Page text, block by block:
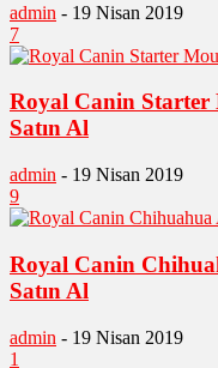
admin - 19 Nisan 2019
7
Royal Canin Starter
Satın Al
admin - 19 Nisan 2019
9
Royal Canin
Satın Al
admin - 19 Nisan 2019
1